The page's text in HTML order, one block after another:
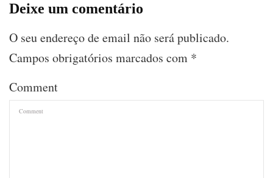
Deixe um comentário
O seu endereço de email não será publicado.
Campos obrigatórios marcados com *
Comment